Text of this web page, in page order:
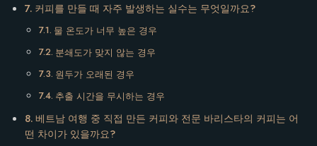
커피를 만들 때 자주 발생하는 실수는 무엇일까요?
물 온도가 너무 높은 경우
분쇄도가 맞지 않는 경우
원두가 오래된 경우
추출 시간을 무시하는 경우
베트남 여행 중 직접 만든 커피와 전문 바리스타의 커피는 어
떤 차이가 있을까요?